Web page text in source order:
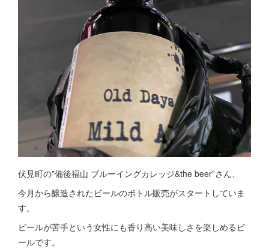
伏見町の”備後福山 ブルーイングカレッジ&the beer”さん、
今月から醸造されたビールのボトル販売がスタートしていま
す。
ビールが苦手という女性にも香り高い美味しさを楽しめるビ
ールです。